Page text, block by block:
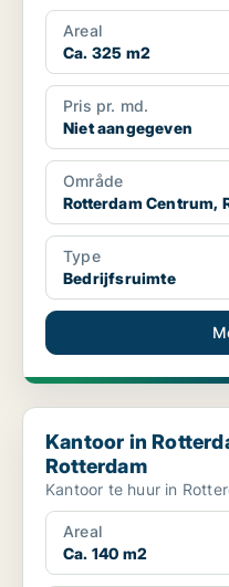
Areal
Ca. 325 m2
Pris pr. md.
Niet aangegeven
Område
Rotterdam Centrum,
Type
Bedrijfsruimte
Kantoor in Rotterdam
Kantoor in
Rotterdam
Kantoor te huur in
Areal
Ca. 140 m2